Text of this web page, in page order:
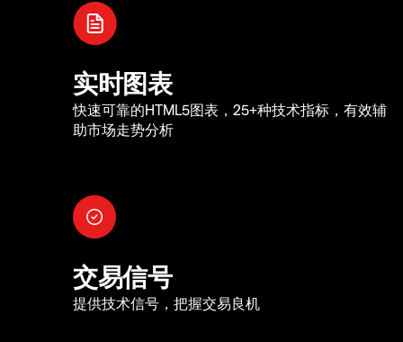
实时图表
快速可靠的HTML5图表，25+种技术指标，有效辅
助市场走势分析
交易信号
提供技术信号，把握交易良机